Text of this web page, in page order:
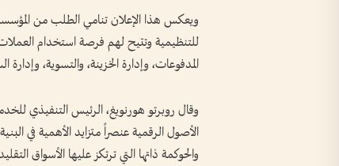
ويعكس هذا الإعلان تنامي الطلب من
للتنظيمية وتتيح لهم فرصة استخدام
المدفوعات، وإدارة الخزينة، والتسوية،
وقال روبرتو هورنويغ، الرئيس التنفيذي
الأصول الرقمية عنصراً متزايد الأهمية في
والحوكمة ذاتها التي ترتكز عليها الأسواق